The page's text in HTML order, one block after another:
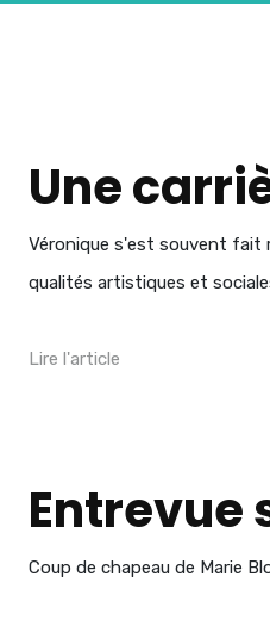
Une
Véronique s'est souvent fait
qualités artistiques et
Lire l'article
Entrevue
Coup de chapeau de Marie